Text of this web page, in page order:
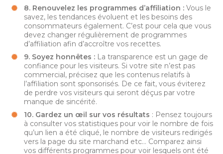
8. Renouvelez les programmes d’affiliation : Vous le
savez, les tendances évoluent et les besoins des
consommateurs également. C’est pour cela que vous
devez changer régulièrement de programmes
d’affiliation afin d’accroître vos recettes.
9. Soyez honnêtes : La transparence est un gage de
confiance pour les visiteurs. Si votre site n’est pas
commercial, précisez que les contenus relatifs à
l’affiliation sont sponsorisés. De ce fait, vous éviterez
de perdre vos visiteurs qui seront déçus par votre
manque de sincérité.
10. Gardez un œil sur vos résultats : Pensez toujours
à consulter vos statistiques pour voir le nombre de fois
qu’un lien a été cliqué, le nombre de visiteurs redirigés
vers la page du site marchand etc… Comparez ainsi
vos différents programmes pour voir lesquels ont été